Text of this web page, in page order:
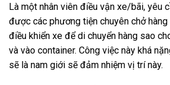
Là một nhân viên điều vận xe/bãi, yêu
được các phương tiện chuyên chở hàng
điều khiển xe để di chuyển hàng sao
và vào container. Công việc này khá
sẽ là nam giới sẽ đảm nhiệm vị trí này.